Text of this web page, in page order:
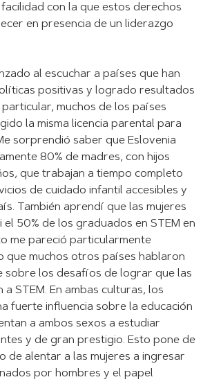
con la que estos derechos
en presencia de un liderazgo
al escuchar a países que han
positivas y logrado resultados
muchos de los países
la misma licencia parental para
sorprendió saber que Eslovenia
80% de madres, con hijos
que trabajan a tiempo completo
de cuidado infantil accesibles y
También aprendí que las mujeres
50% de los graduados en STEM en
me pareció particularmente
que muchos otros países hablaron
sobre los desafíos de lograr que las
a STEM. En ambas culturas, los
fuerte influencia sobre la educación
a ambos sexos a estudiar
y de gran prestigio. Esto pone de
de alentar a las mujeres a ingresar
por hombres y el papel